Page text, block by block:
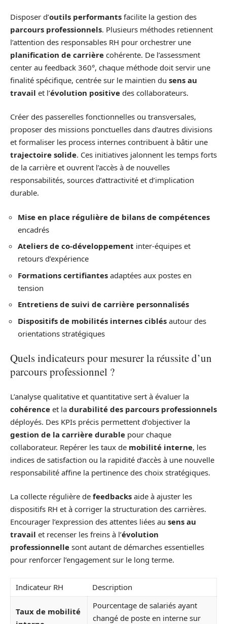
Disposer d’outils performants facilite la gestion des
parcours professionnels. Plusieurs méthodes retiennent
l’attention des responsables RH pour orchestrer une
planification de carrière cohérente. De l’assessment
center au feedback 360°, chaque méthode doit servir une
finalité spécifique, centrée sur le maintien du sens au
travail et l’évolution positive des collaborateurs.
Créer des passerelles fonctionnelles ou transversales,
proposer des missions ponctuelles dans d’autres divisions
et formaliser les process internes contribuent à bâtir une
trajectoire solide. Ces initiatives jalonnent les temps forts
de la carrière et ouvrent l’accès à de nouvelles
responsabilités, sources d’attractivité et d’implication
durable.
Mise en place régulière de bilans de compétences
encadrés
Ateliers de co-développement inter-équipes et
retours d’expérience
Formations certifiantes adaptées aux postes en
tension
Entretiens de suivi de carrière personnalisés
Dispositifs de mobilités internes ciblés autour des
orientations stratégiques
Quels indicateurs pour mesurer la réussite d’un
parcours professionnel ?
L’analyse qualitative et quantitative sert à évaluer la
cohérence et la durabilité des parcours professionnels
déployés. Des KPIs précis permettent d’objectiver la
gestion de la carrière durable pour chaque
collaborateur. Repérer les taux de mobilité interne, les
indices de satisfaction ou la rapidité d’accès à une nouvelle
responsabilité affine la pertinence des choix stratégiques.
La collecte régulière de feedbacks aide à ajuster les
dispositifs RH et à corriger la structuration des carrières.
Encourager l’expression des attentes liées au sens au
travail et recenser les freins à l’évolution
professionnelle sont autant de démarches essentielles
pour renforcer l’engagement sur le long terme.
Indicateur RH Description
Taux de mobilité
Pourcentage de salariés ayant
changé de poste en interne sur